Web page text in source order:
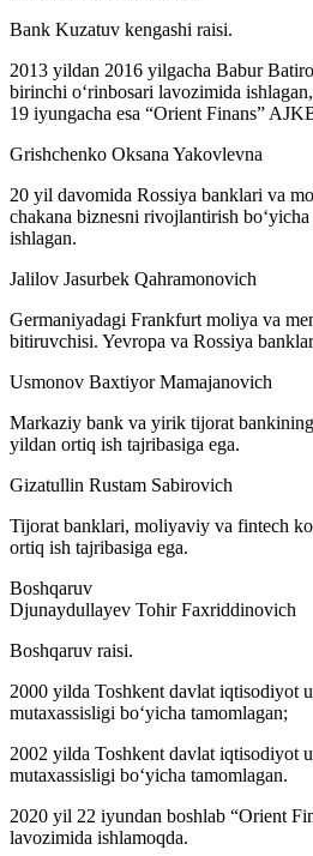
Bank Kuzatuv kengashi raisi.
2013 yildan 2016 yilgacha Babur
birinchi o‘rinbosari lavozimida
19 iyungacha esa “Orient Finans”
Grishchenko Oksana Yakovlevna
20 yil davomida Rossiya banklari va
chakana biznesni rivojlantirish
ishlagan.
Jalilov Jasurbek Qahramonovich
Germaniyadagi Frankfurt moliya va
bitiruvchisi. Yevropa va Rossiya
Usmonov Baxtiyor Mamajanovich
Markaziy bank va yirik tijorat
yildan ortiq ish tajribasiga ega.
Gizatullin Rustam Sabirovich
Tijorat banklari, moliyaviy va fintech
ortiq ish tajribasiga ega.
Boshqaruv
Djunaydullayev Tohir Faxriddinovich
Boshqaruv raisi.
2000 yilda Toshkent davlat iqtisodiyot
mutaxassisligi bo‘yicha tamomlagan;
2002 yilda Toshkent davlat iqtisodiyot
mutaxassisligi bo‘yicha tamomlagan.
2020 yil 22 iyundan boshlab “Orient
lavozimida ishlamoqda.